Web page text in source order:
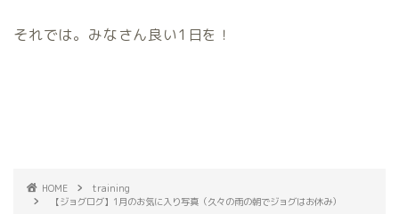
それでは。みなさん良い1日を！
HOME
training
【ジョグログ】1月のお気に入り写真（久々の雨の朝でジョグはお休み）